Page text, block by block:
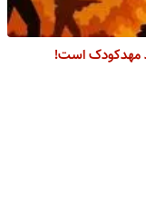
مهدکودک است!